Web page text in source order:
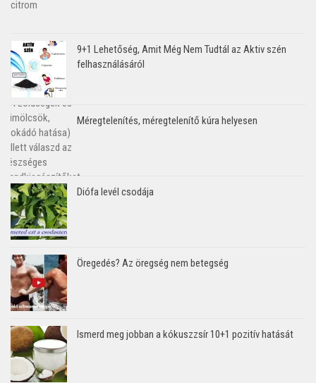
9+1 Lehetőség, Amit Még Nem Tudtál az Aktiv szén
felhasználásáról
Méregtelenítés, méregtelenítő kúra helyesen
Diófa levél csodája
Öregedés? Az öregség nem betegség
Ismerd meg jobban a kókuszzsír 10+1 pozitív hatását